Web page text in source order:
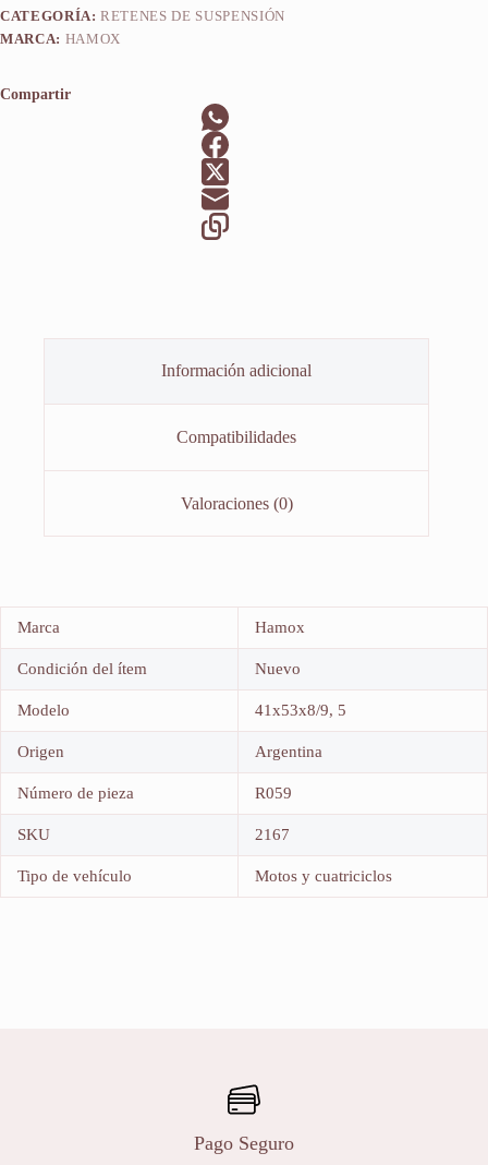
CATEGORÍA:RETENES DE SUSPENSIÓN
MARCA: HAMOX
Compartir
Información adicional
Compatibilidades
Valoraciones (0)
Marca Hamox
Condición del ítem Nuevo
Modelo 41x53x8/9, 5
Origen Argentina
Número de pieza R059
SKU 2167
Tipo de vehículo Motos y cuatriciclos
Pago Seguro